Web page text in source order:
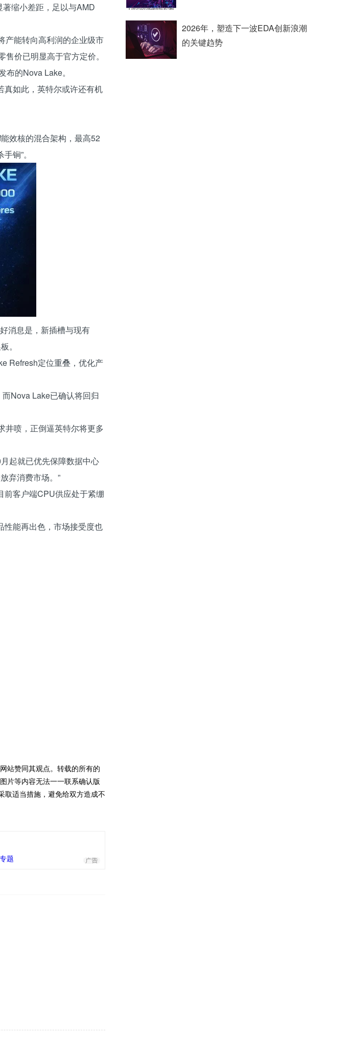
缩小差距，足以与AMD
产能转向高利润的企业级市
价已明显高于官方定价。
的Nova Lake。
真如此，英特尔或许还有机
效核的混合架构，最高52
锏”。
消息是，新插槽与现有
。
Refresh定位重叠，优化产
Nova Lake已确认将回归
井喷，正倒逼英特尔将更多
起就已优先保障数据中心
弃消费市场。”
前客户端CPU供应处于紧绷
性能再出色，市场接受度也
站赞同其观点。转载的所有的
片等内容无法一一联系确认版
取适当措施，避免给双方造成不
题
2026年，塑造下一波EDA创新浪潮
的关键趋势